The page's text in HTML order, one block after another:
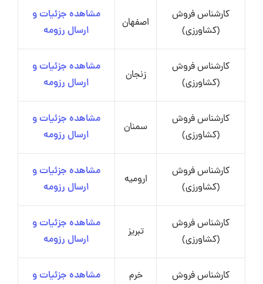
کارشناس فروش
(کشاورزی)
اصفهان
مشاهده جزئیات و
ارسال رزومه
کارشناس فروش
(کشاورزی)
زنجان
مشاهده جزئیات و
ارسال رزومه
کارشناس فروش
(کشاورزی)
سمنان
مشاهده جزئیات و
ارسال رزومه
کارشناس فروش
(کشاورزی)
ارومیه
مشاهده جزئیات و
ارسال رزومه
کارشناس فروش
(کشاورزی)
تبریز
مشاهده جزئیات و
ارسال رزومه
کارشناس فروش
خرم
مشاهده جزئیات و